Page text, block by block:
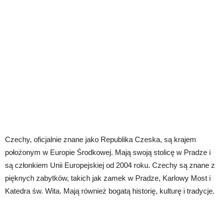
Czechy, oficjalnie znane jako Republika Czeska, są krajem
położonym w Europie Środkowej. Mają swoją stolicę w Pradze i
są członkiem Unii Europejskiej od 2004 roku. Czechy są znane z
pięknych zabytków, takich jak zamek w Pradze, Karlowy Most i
Katedra św. Wita. Mają również bogatą historię, kulturę i tradycje.